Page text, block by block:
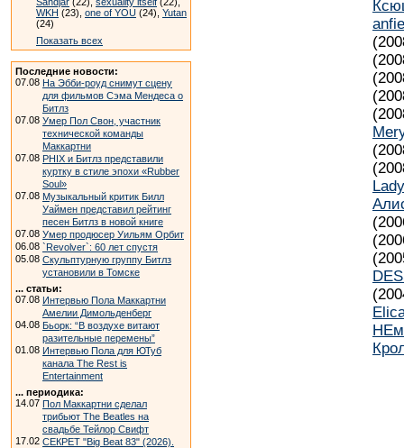
WKH (23), one of YOU (24), Yutan
(24)
Показать всех
Последние новости:
07.08 На Эбби-роуд снимут сцену
для фильмов Сэма Мендеса о
Битлз
07.08 Умер Пол Свон, участник
технической команды
Маккартни
07.08 PHIX и Битлз представили
куртку в стиле эпохи «Rubber
Soul»
07.08 Музыкальный критик Билл
Уаймен представил рейтинг
песен Битлз в новой книге
07.08 Умер продюсер Уильям Орбит
06.08 `Revolver`: 60 лет спустя
05.08 Скульптурную группу Битлз
установили в Томске
... статьи:
07.08 Интервью Пола Маккартни
Амелии Димольденберг
04.08 Бьорк: “В воздухе витают
разительные перемены”
01.08 Интервью Пола для ЮТуб
канала The Rest is
Entertainment
... периодика:
14.07 Пол Маккартни сделал
трибьют The Beatles на
свадьбе Тейлор Свифт
17.02 СЕКРЕТ "Big Beat 83" (2026).